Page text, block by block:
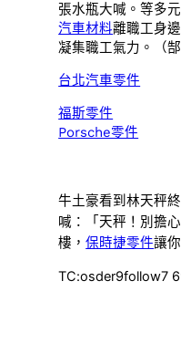
張水瓶大喊。等多
汽車材料離職工身
凝集職工氣力。
（
台北汽車零件
福斯零件
Porsche零件
牛土豪看到林天秤
喊：「天秤！別擔
樓，保時捷零件讓
TC:osder9follow7